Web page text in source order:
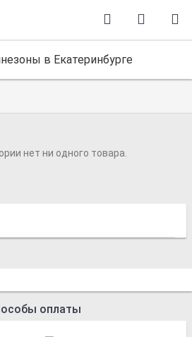
в Екатеринбурге
нет ни одного товара.
оплаты